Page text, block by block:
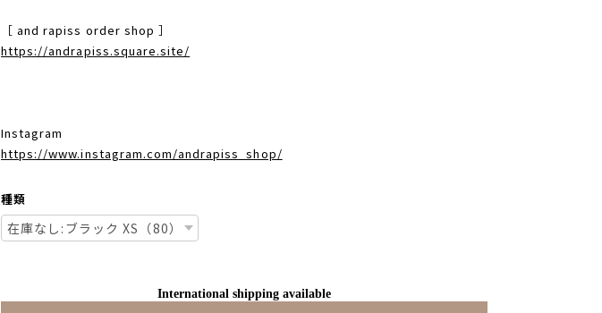
［ and rapiss order shop ］
https://andrapiss.square.site/
Instagram
https://www.instagram.com/andrapiss_shop/
種類
International shipping available